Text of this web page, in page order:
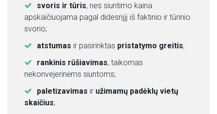
svoris ir tūris, nes siuntimo kaina
apskaičiuojama pagal didesnįjį iš faktinio ir tūrinio
svorio;
atstumas ir pasirinktas pristatymo greitis;
rankinis rūšiavimas, taikomas
nekonvejerinėms siuntoms;
paletizavimas ir užimamų padėklų vietų
skaičius;